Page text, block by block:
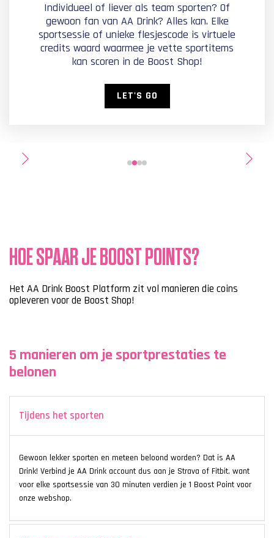
Individueel of liever als team sporten? Of
gewoon fan van AA Drink? Alles kan. Elke
sportsessie of unieke flesjescode is virtuele
credits waard waarmee je vette sportitems
kan scoren in de Boost Shop!
LET'S GO
HOE SPAAR JE BOOST POINTS?
Het AA Drink Boost Platform zit vol manieren die coins
opleveren voor de Boost Shop!
5 manieren om je sportprestaties te
belonen
Tijdens het sporten
Gewoon lekker sporten en meteen beloond worden? Dat is AA
Drink! Verbind je AA Drink account dus aan je Strava of Fitbit, want
voor elke sportsessie van 30 minuten verdien je 1 Boost Point voor
onze webshop.